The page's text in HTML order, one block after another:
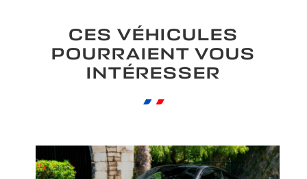
commerciale.
Envoyer
CES VÉHICULES
POURRAIENT VOUS
INTÉRESSER